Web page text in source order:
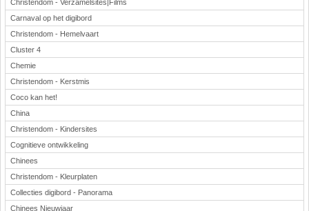
Christendom - Verzamelsites|Films
Carnaval op het digibord
Christendom - Hemelvaart
Cluster 4
Chemie
Christendom - Kerstmis
Coco kan het!
China
Christendom - Kindersites
Cognitieve ontwikkeling
Chinees
Christendom - Kleurplaten
Collecties digibord - Panorama
Chinees Nieuwjaar